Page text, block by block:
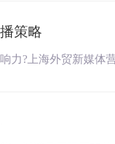
策略
?上海外贸新媒体